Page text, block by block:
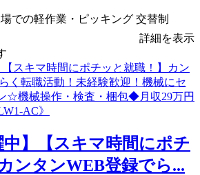
での軽作業・ピッキング 交替制
詳細を表示
中】【スキマ時間にポチ
ンタンWEB登録でら...